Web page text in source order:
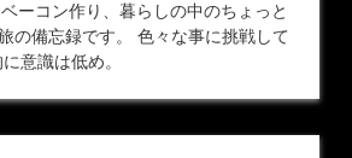
ベーコン作り、暮らしの中のちょっと
の備忘録です。 色々な事に挑戦して
意識は低め。